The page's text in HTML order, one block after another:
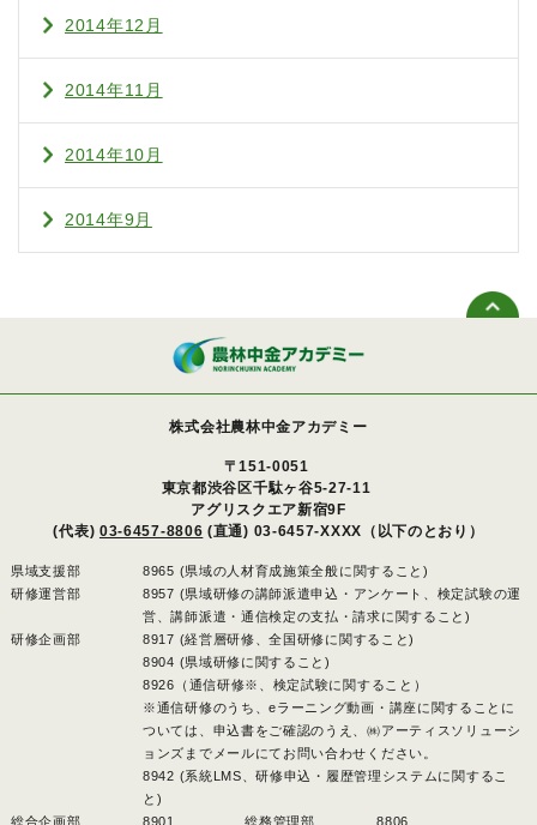
2014年12月
2014年11月
2014年10月
2014年9月
株式会社農林中金アカデミー
〒151-0051
東京都渋谷区千駄ヶ谷5-27-11
アグリスクエア新宿9F
(代表) 03-6457-8806 (直通) 03-6457-XXXX（以下のとおり）
県域支援部
8965 (県域の人材育成施策全般に関すること)
研修運営部
8957 (県域研修の講師派遣申込・アンケート、検定試験の運
営、講師派遣・通信検定の支払・請求に関すること)
研修企画部
8917 (経営層研修、全国研修に関すること)
8904 (県域研修に関すること)
8926（通信研修※、検定試験に関すること）
※通信研修のうち、eラーニング動画・講座に関することに
ついては、申込書をご確認のうえ、㈱アーティスソリューシ
ョンズまでメールにてお問い合わせください。
8942 (系統LMS、研修申込・履歴管理システムに関するこ
と)
総合企画部
8901 、総務管理部 8806